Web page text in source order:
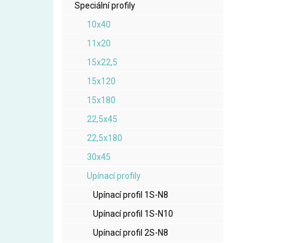
Speciální profily
10x40
11x20
15x22,5
15x120
15x180
22,5x45
22,5x180
30x45
Upínací profily
Upínací profil 1S-N8
Upínací profil 1S-N10
Upínací profil 2S-N8